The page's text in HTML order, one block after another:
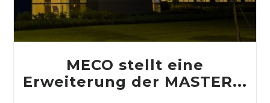
MECO stellt eine
Erweiterung der MASTER...